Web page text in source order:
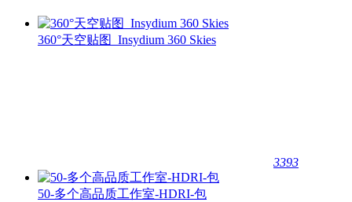
360°天空贴图_Insydium 360 Skies
3393
50-多个高品质工作室-HDRI-包